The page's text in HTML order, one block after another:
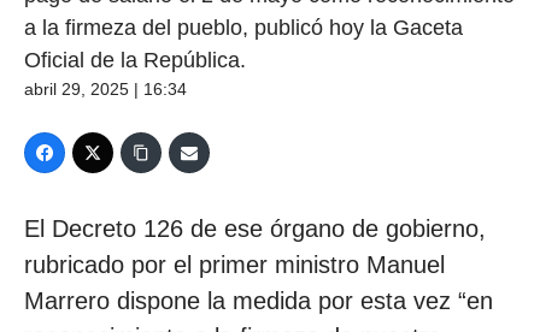
a la firmeza del pueblo, publicó hoy la Gaceta
Oficial de la República.
abril 29, 2025 | 16:34
El Decreto 126 de ese órgano de gobierno,
rubricado por el primer ministro Manuel
Marrero dispone la medida por esta vez “en